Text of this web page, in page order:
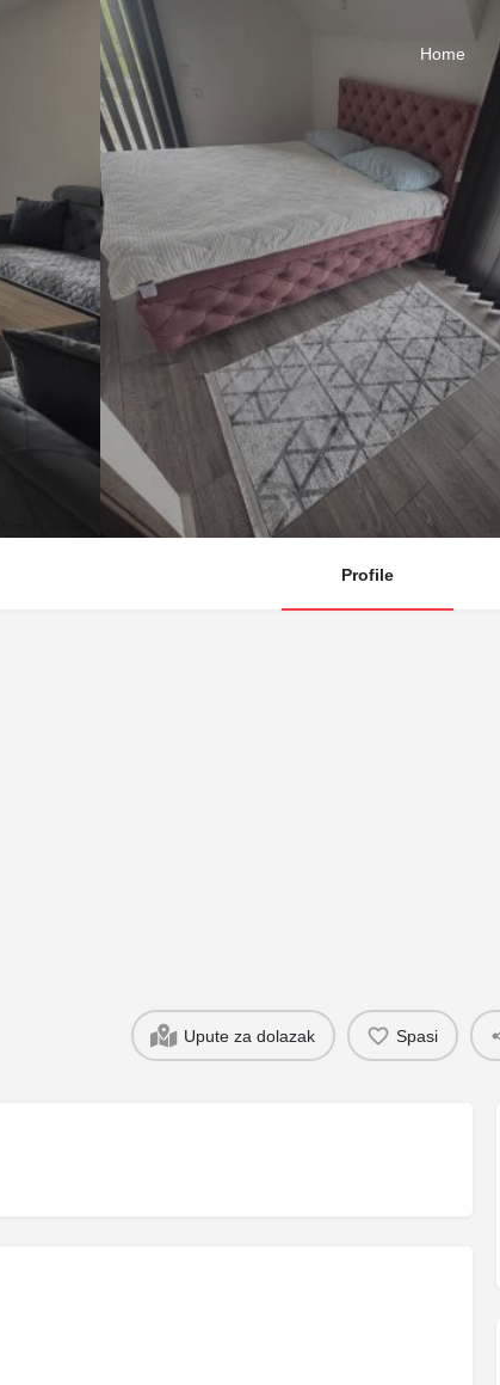
Home
Profile
Upute za dolazak Spasi